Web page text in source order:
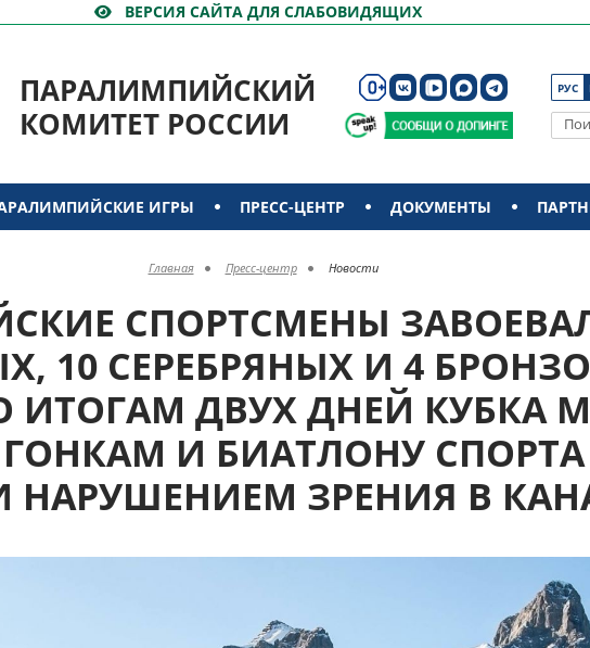
ВЕРСИЯ САЙТА ДЛЯ СЛАБОВИДЯЩИХ
ПАРАЛИМПИЙСКИЙ
КОМИТЕТ РОССИИ
РУС
ИГРЫ ПРЕСС-ЦЕНТР ДОКУМЕНТЫ
Главная Пресс-центр Новости
СПОРТСМЕНЫ
10 СЕРЕБРЯНЫХ И 4
ИТОГАМ ДВУХ ДНЕЙ КУБКА
И БИАТЛОНУ
НАРУШЕНИЕМ ЗРЕНИЯ В